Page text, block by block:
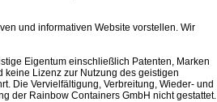
und informativen Website vorstellen. Wir
Eigentum einschließlich Patenten, Marken
keine Lizenz zur Nutzung des geistigen
Die Vervielfältigung, Verbreitung, Wieder- und
der Rainbow Containers GmbH nicht gestattet.